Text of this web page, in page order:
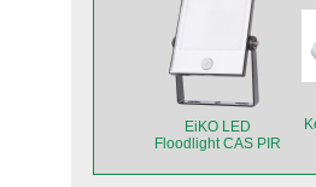
EiKO LED
Floodlight CAS PIR
Bewegungssensor